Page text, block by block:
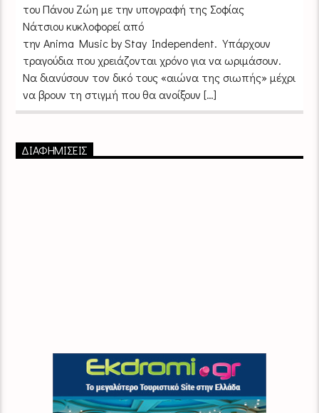
του Πάνου Ζώη με την υπογραφή της Σοφίας
Νάτσιου κυκλοφορεί από
την Anima Music by Stay Independent. Υπάρχουν
τραγούδια που χρειάζονται χρόνο για να ωριμάσουν.
Να διανύσουν τον δικό τους «αιώνα της σιωπής» μέχρι
να βρουν τη στιγμή που θα ανοίξουν […]
ΔΙΑΦΗΜΙΣΕΙΣ